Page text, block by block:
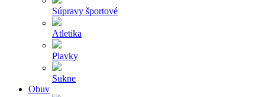
Súpravy športové
Atletika
Plavky
Sukne
Obuv